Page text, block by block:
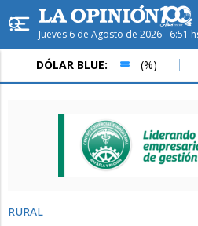
Jueves 6 de Agosto de 2026 - 6:51
Hoy enRafaela
DÓLAR BLUE: (%)
RURAL